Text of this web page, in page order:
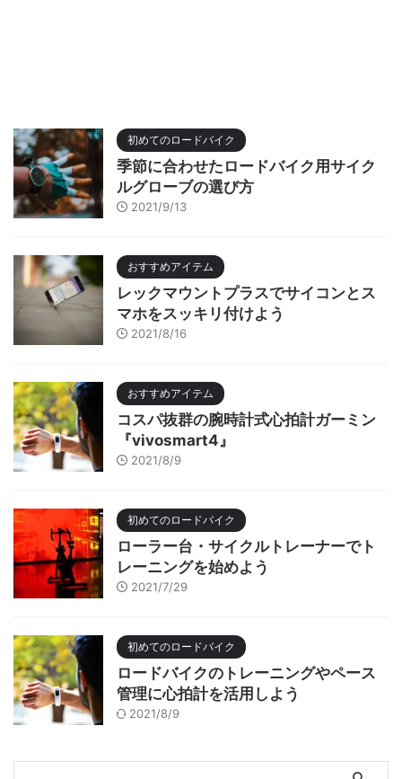
初めてのロードバイク
季節に合わせたロードバイク用サイク
ルグローブの選び方
2021/9/13
おすすめアイテム
レックマウントプラスでサイコンとス
マホをスッキリ付けよう
2021/8/16
おすすめアイテム
コスパ抜群の腕時計式心拍計ガーミン
『vivosmart4』
2021/8/9
初めてのロードバイク
ローラー台・サイクルトレーナーでト
レーニングを始めよう
2021/7/29
初めてのロードバイク
ロードバイクのトレーニングやペース
管理に心拍計を活用しよう
2021/8/9